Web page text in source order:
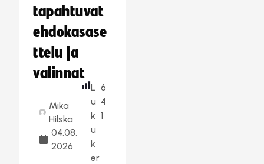
tapahtuvat
ehdokasase
ttelu ja
valinnat
Mika
Hilska
04.08.
2026
L
u
k
u
k
er
6
4
1